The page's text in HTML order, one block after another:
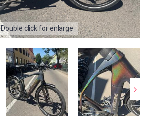
Double click for enlarge